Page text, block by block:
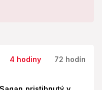
4 hodiny 72 hodín